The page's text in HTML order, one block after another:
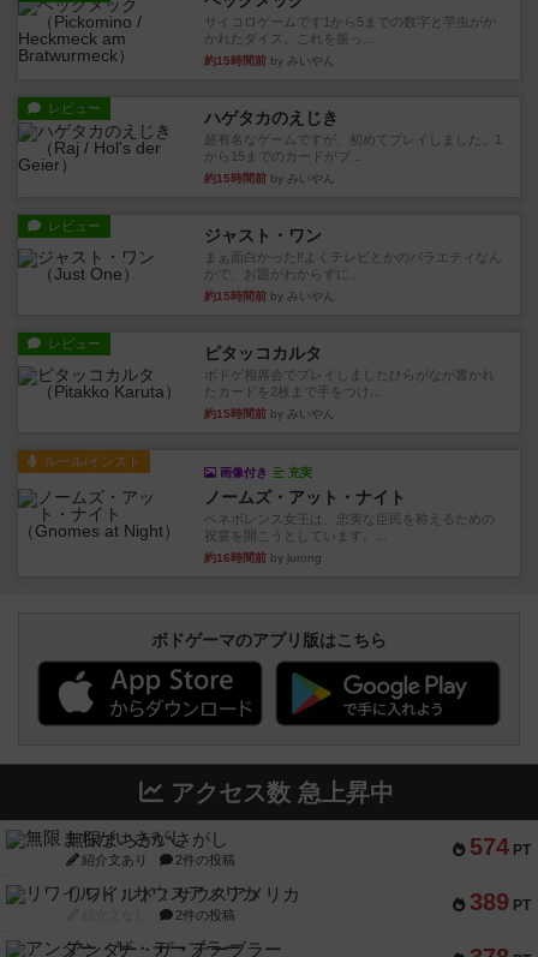
サイコロゲームです1から5までの数字と芋虫がか
かれたダイス。これを振っ...
約15時間前 by みいやん
レビュー ハゲタカのえじき
超有名なゲームですが、初めてプレイしました。1
から15までのカードがプ...
約15時間前 by みいやん
レビュー ジャスト・ワン
まぁ面白かった‼️よくテレビとかのバラエティなん
かで、お題がわからずに...
約15時間前 by みいやん
レビュー ピタッコカルタ
ボドゲ相席会でプレイしましたひらがなが書かれ
たカードを2枚まで手をつけ...
約15時間前 by みいやん
ルール/インスト
画像付き 充実
ノームズ・アット・ナイト
ベネボレンス女王は、忠実な臣民を称えるための
祝宴を開こうとしています。...
約16時間前 by jurong
ボドゲーマのアプリ版はこちら
アクセス数 急上昇中
574 PT
無限まちがいさがし
紹介文あり 2件の投稿
389 PT
リワイルド：サウスアメリカ
2件の投稿
アンダー・ザ・テーブラー